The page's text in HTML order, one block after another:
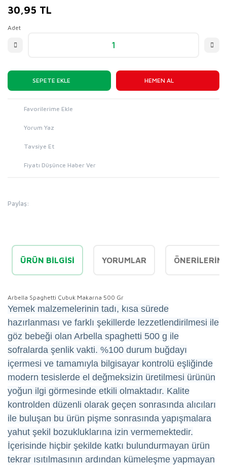
30,95 TL
Adet
SEPETE EKLE HEMEN AL
Yorum Yaz
Tavsiye Et
Fiyatı Düşünce Haber Ver
Paylaş:
ÜRÜN BILGISI YORUMLAR
Arbella Spaghetti Çubuk Makarna 500 Gr
Yemek malzemelerinin tadı, kısa sürede
hazırlanması ve farklı şekillerde lezzetlendirilmesi ile
göz bebeği olan Arbella spaghetti 500 g ile
sofralarda şenlik vakti. %100 durum buğdayı
içermesi ve tamamıyla bilgisayar kontrolü eşliğinde
modern tesislerde el değmeksizin üretilmesi ürünün
yoğun ilgi görmesinde etkili olmaktadır. Kalite
kontrolden düzenli olarak geçen sonrasında alıcıları
ile buluşan bu ürün pişme sonrasında yapışmalara
yahut şekil bozukluklarına izin vermemektedir.
İçerisinde hiçbir şekilde katkı bulundurmayan ürün
tekrar ısıtılmasının ardından kümeleşme yapmayan